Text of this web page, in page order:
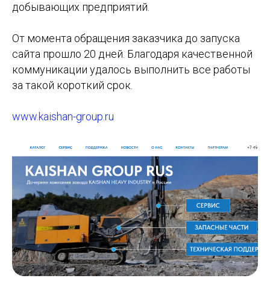
добывающих предприятий.
От момента обращения заказчика до запуска
сайта прошло 20 дней. Благодаря качественной
коммуникации удалось выполнить все работы
за такой короткий срок.
www.kaishan-group.ru